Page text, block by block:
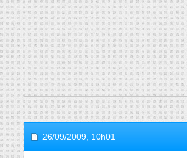
26/09/2009, 10h01